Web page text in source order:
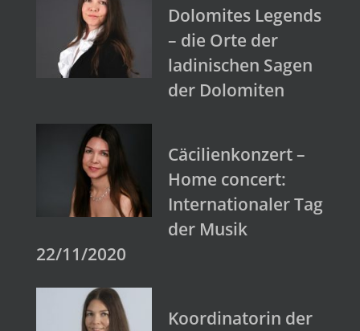
Dolomites Legends
– die Orte der
ladinischen Sagen
der Dolomiten
Cäcilienkonzert –
Home concert:
Internationaler Tag
der Musik
22/11/2020
Koordinatorin der